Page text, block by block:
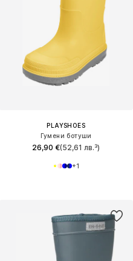
PLAYSHOES
Гумени ботуши
26,90 €(52,61 лв.³)
+1